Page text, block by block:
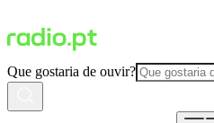
Que gostaria de ouvir?